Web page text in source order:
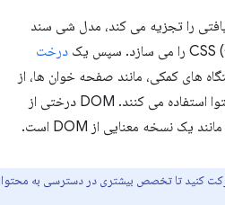
را تجزیه می کند، مدل شی سند
درخت
کمکی، مانند صفحه خوان ها، از
AOM برای تجزیه و تفسیر محتوا استفاده می کنند. DOM درختی از
تا تخصص بیشتری در دسترسی به محتوای